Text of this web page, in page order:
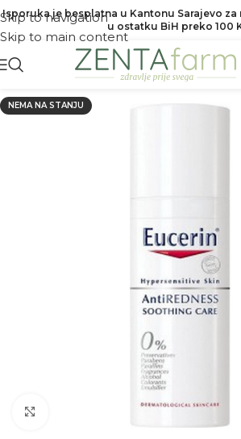
Skip to navigation
Skip to main content
Isporuka je besplatna u Kantonu Sarajevo za
u ostatku BiH preko 100
NEMA NA STANJU
Kliknite za povećanje